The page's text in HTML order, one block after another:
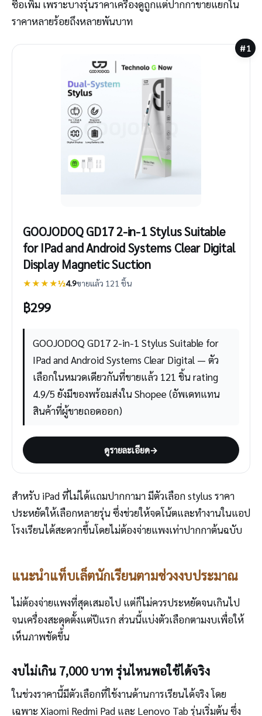
ซื้อเพิ่ม เพราะบางรุ่นราคาเครื่องดูถูกแต่ปากกาขายแยกใน
ราคาหลายร้อยถึงหลายพันบาท
#1
GOOJODOQ GD17 2-in-1 Stylus Suitable
for IPad and Android Systems Clear Digital
Display Magnetic Suction
★★★★½4.9ขายแล้ว 121 ชิ้น
฿299
GOOJODOQ GD17 2-in-1 Stylus Suitable for
IPad and Android Systems Clear Digital — ตัว
เลือกในหมวดเดียวกันที่ขายแล้ว 121 ชิ้น rating
4.9/5 ยังมีของพร้อมส่งใน Shopee (อัพเดทแทน
สินค้าที่ผู้ขายถอดออก)
ดูรายละเอียด→
สำหรับ iPad ที่ไม่ได้แถมปากกามา มีตัวเลือก stylus ราคา
ประหยัดให้เลือกหลายรุ่น ซึ่งช่วยให้จดโน้ตและทำงานในแอป
โรงเรียนได้สะดวกขึ้นโดยไม่ต้องจ่ายแพงเท่าปากกาต้นฉบับ
แนะนำแท็บเล็ตนักเรียนตามช่วงงบประมาณ
ไม่ต้องจ่ายแพงที่สุดเสมอไป แต่ก็ไม่ควรประหยัดจนเกินไป
จนเครื่องสะดุดตั้งแต่ปีแรก ส่วนนี้แบ่งตัวเลือกตามงบเพื่อให้
เห็นภาพชัดขึ้น
งบไม่เกิน 7,000 บาท รุ่นไหนพอใช้ได้จริง
ในช่วงราคานี้มีตัวเลือกที่ใช้งานด้านการเรียนได้จริง โดย
เฉพาะ Xiaomi Redmi Pad และ Lenovo Tab รุ่นเริ่มต้น ซึ่ง